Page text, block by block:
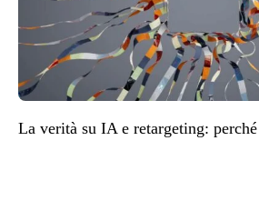
La verità su IA e retargeting: